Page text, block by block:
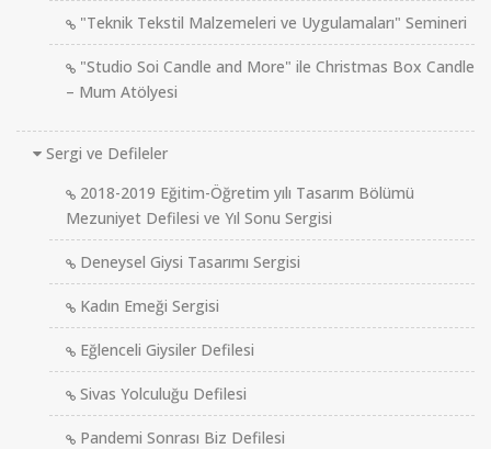
"Teknik Tekstil Malzemeleri ve Uygulamaları" Semineri
"Studio Soi Candle and More" ile Christmas Box Candle
– Mum Atölyesi
Sergi ve Defileler
2018-2019 Eğitim-Öğretim yılı Tasarım Bölümü
Mezuniyet Defilesi ve Yıl Sonu Sergisi
Deneysel Giysi Tasarımı Sergisi
Kadın Emeği Sergisi
Eğlenceli Giysiler Defilesi
Sivas Yolculuğu Defilesi
Pandemi Sonrası Biz Defilesi